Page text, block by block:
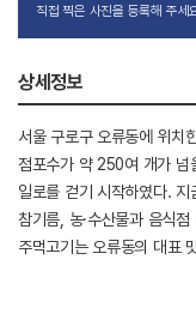
직접 찍은 사진을 등록해 주세
상세정보
서울 구로구 오류동에 위치
점포수가 약 250여 개가 넘
일로를 걷기 시작하였다.
참기름, 농·수산물과 음식
주먹고기는 오류동의 대표